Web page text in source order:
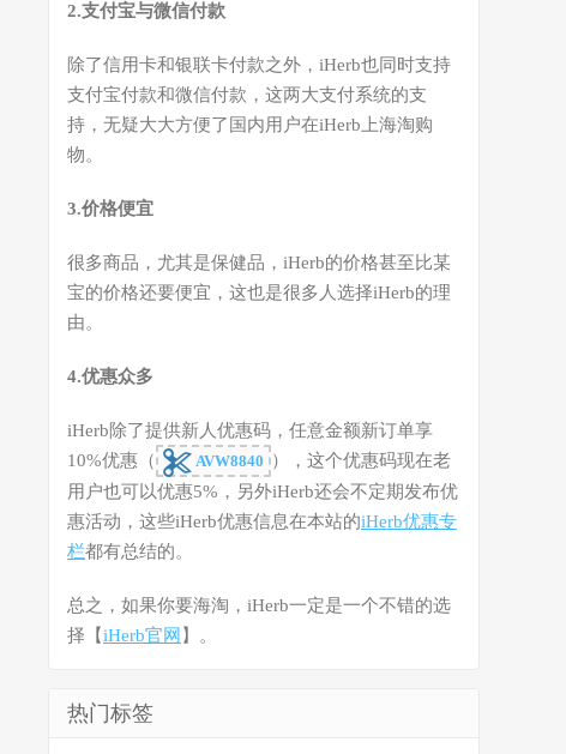
2.支付宝与微信付款
除了信用卡和银联卡付款之外，iHerb也同时支持
支付宝付款和微信付款，这两大支付系统的支
持，无疑大大方便了国内用户在iHerb上海淘购
物。
3.价格便宜
很多商品，尤其是保健品，iHerb的价格甚至比某
宝的价格还要便宜，这也是很多人选择iHerb的理
由。
4.优惠众多
iHerb除了提供新人优惠码，任意金额新订单享
10%优惠（
AVW8840 ），这个优惠码现在老
用户也可以优惠5%，另外iHerb还会不定期发布优
惠活动，这些iHerb优惠信息在本站的iHerb优惠专
栏都有总结的。
总之，如果你要海淘，iHerb一定是一个不错的选
择【iHerb官网 】。
热门标签